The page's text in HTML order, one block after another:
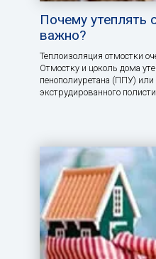
Почему утеплять
важно?
Теплоизоляция отмостки
Отмостку и цоколь дома
пенополиуретана (ППУ)
экструдированного